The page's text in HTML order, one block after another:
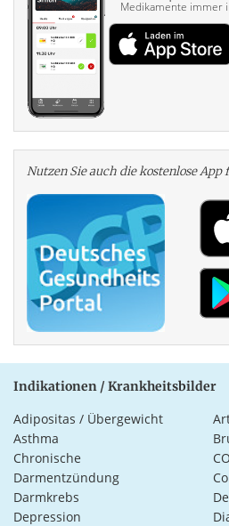
Medikamente immer
Nutzen Sie auch die kosten­lose App
Indikationen / Krankheitsbilder
Adipositas / Übergewicht
Asthma
Chronische
Darmentzündung
Darmkrebs
Depression